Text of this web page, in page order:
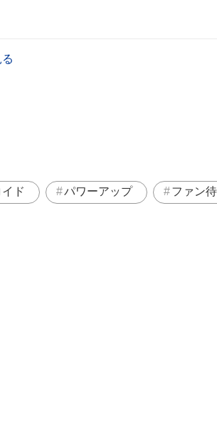
ド パワーアップ ファン